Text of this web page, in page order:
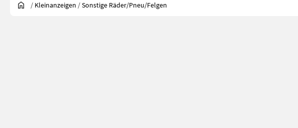
/ Kleinanzeigen /Sonstige Räder/Pneu/Felgen